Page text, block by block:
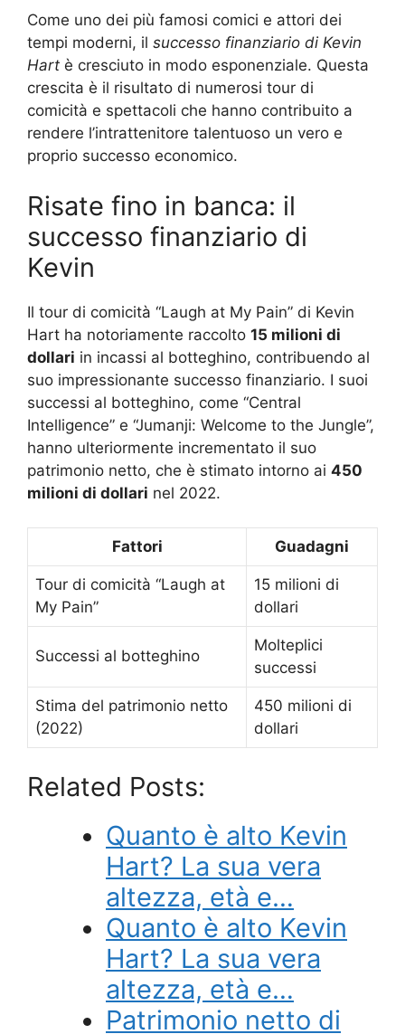
Come uno dei più famosi comici e attori dei
tempi moderni, il successo finanziario di Kevin
Hart è cresciuto in modo esponenziale. Questa
crescita è il risultato di numerosi tour di
comicità e spettacoli che hanno contribuito a
rendere l’intrattenitore talentuoso un vero e
proprio successo economico.
Risate fino in banca: il
successo finanziario di
Kevin
Il tour di comicità “Laugh at My Pain” di Kevin
Hart ha notoriamente raccolto 15 milioni di
dollari in incassi al botteghino, contribuendo al
suo impressionante successo finanziario. I suoi
successi al botteghino, come “Central
Intelligence” e “Jumanji: Welcome to the Jungle”,
hanno ulteriormente incrementato il suo
patrimonio netto, che è stimato intorno ai 450
milioni di dollari nel 2022.
Fattori Guadagni
Tour di comicità “Laugh at
My Pain”
15 milioni di
dollari
Successi al botteghino
Molteplici
successi
Stima del patrimonio netto
(2022)
450 milioni di
dollari
Related Posts:
Quanto è alto Kevin
Hart? La sua vera
altezza, età e…
Quanto è alto Kevin
Hart? La sua vera
altezza, età e…
Patrimonio netto di